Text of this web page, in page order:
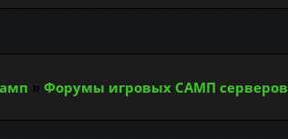
» Форумы игровых САМП серверов